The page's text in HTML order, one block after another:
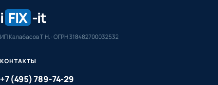
i FIX -it
ИП Калабасов Т.Н. · ОГРН 318482700032532
КОНТАКТЫ
+7 (495) 789-74-29